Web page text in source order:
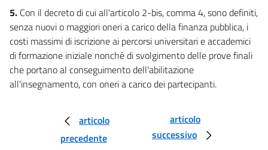
5. Con il decreto di cui all'articolo 2-bis, comma 4, sono definiti,
senza nuovi o maggiori oneri a carico della finanza pubblica, i
costi massimi di iscrizione ai percorsi universitari e accademici
di formazione iniziale nonché di svolgimento delle prove finali
che portano al conseguimento dell'abilitazione
all'insegnamento, con oneri a carico dei partecipanti.
articolo
precedente
articolo
successivo